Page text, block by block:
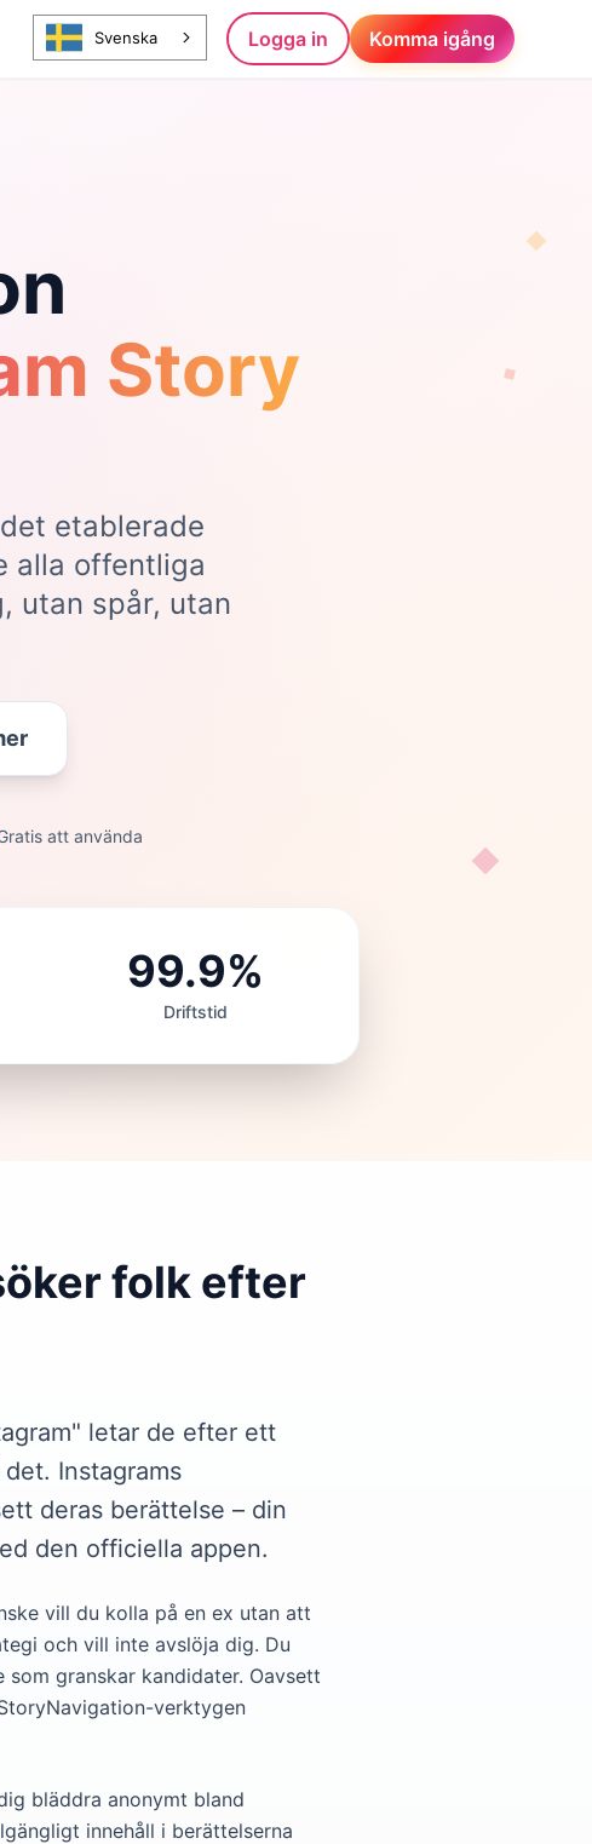
Svenska Logga in Komma igång
Story
etablerade
alla offentliga
utan spår, utan
att använda
99.9%
Driftstid
folk efter
letar de efter ett
Instagrams
deras berättelse – din
den officiella appen.
vill du kolla på en ex utan att
och vill inte avslöja dig. Du
granskar kandidater. Oavsett
verktygen
bläddra anonymt bland
innehåll i berättelserna